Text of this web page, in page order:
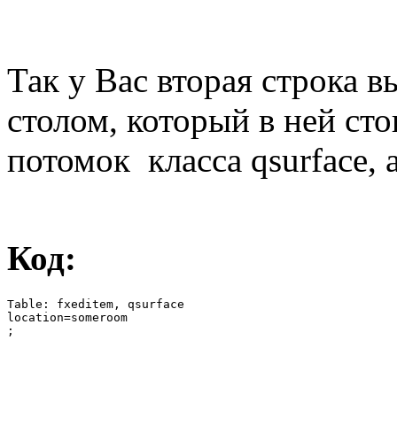
Так у Вас вторая строка
столом, который в ней
потомок класса qsurface,
Код:
Table: fxeditem, qsurface
location=someroom
;